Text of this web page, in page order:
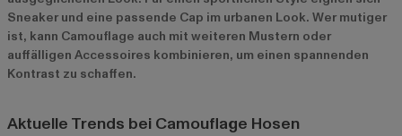
Sneaker und eine passende Cap im urbanen Look. Wer mutiger
ist, kann Camouflage auch mit weiteren Mustern oder
auffälligen Accessoires kombinieren, um einen spannenden
Kontrast zu schaffen.
Aktuelle Trends bei Camouflage Hosen